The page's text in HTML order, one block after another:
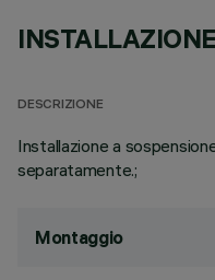
INSTALLAZIONE
DESCRIZIONE
Installazione a
separatamente.;
Montaggio